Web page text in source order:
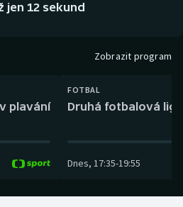
jen 12 sekund
Zobrazit program
plavání
FOTBAL
Druhá fotbalová
Dnes, 17:35-19:55